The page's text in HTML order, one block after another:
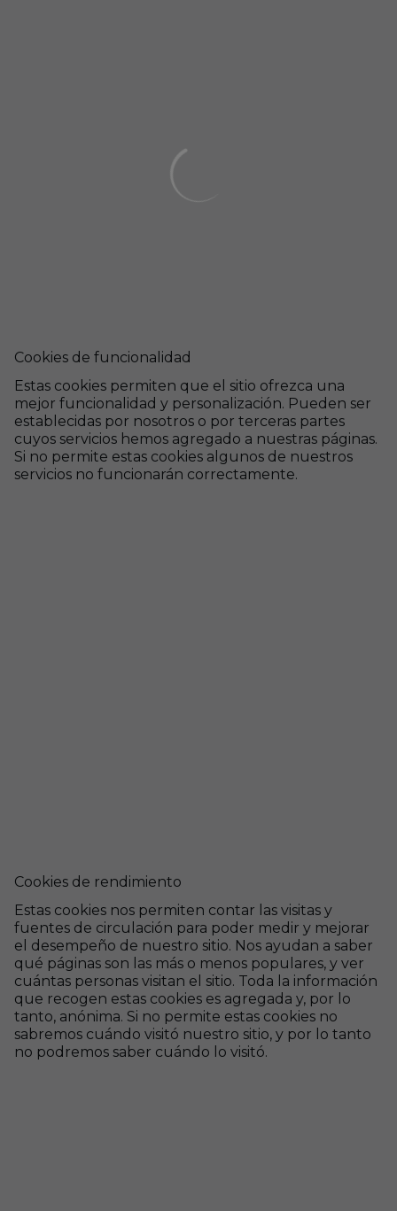
Cookies de funcionalidad
Estas cookies permiten que el sitio ofrezca una
mejor funcionalidad y personalización. Pueden ser
establecidas por nosotros o por terceras partes
cuyos servicios hemos agregado a nuestras páginas.
Si no permite estas cookies algunos de nuestros
servicios no funcionarán correctamente.
Cookies de rendimiento
Estas cookies nos permiten contar las visitas y
fuentes de circulación para poder medir y mejorar
el desempeño de nuestro sitio. Nos ayudan a saber
qué páginas son las más o menos populares, y ver
cuántas personas visitan el sitio. Toda la información
que recogen estas cookies es agregada y, por lo
tanto, anónima. Si no permite estas cookies no
sabremos cuándo visitó nuestro sitio, y por lo tanto
no podremos saber cuándo lo visitó.